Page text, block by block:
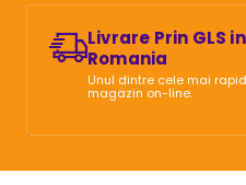
Livrare Prin GLS in
Romania
Unul dintre cele mai
magazin on-line.